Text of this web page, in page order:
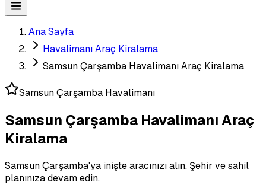
Ana Sayfa
Havalimanı Araç Kiralama
Samsun Çarşamba Havalimanı Araç Kiralama
Samsun Çarşamba Havalimanı
Samsun Çarşamba Havalimanı Araç
Kiralama
Samsun Çarşamba'ya inişte aracınızı alın. Şehir ve sahil
planınıza devam edin.